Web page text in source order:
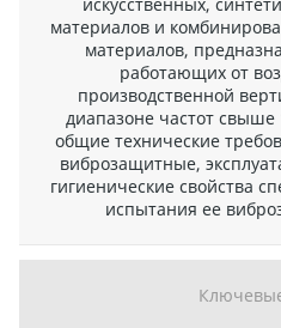
искусственных,
материалов и
материалов,
работающих от
производственной
диапазоне частот свыше
общие технические
виброзащитные,
гигиенические свойства
испытания ее